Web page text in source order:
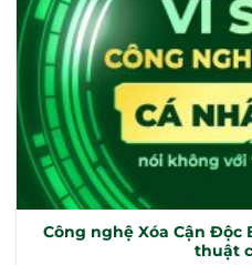
Công nghệ Xóa Cận
thuật